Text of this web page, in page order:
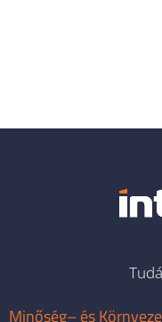
Minőség– és